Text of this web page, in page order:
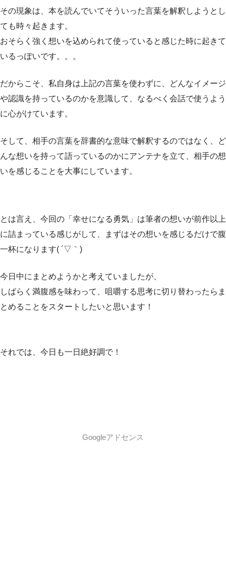
その現象は、本を読んでいてそういった言葉を解釈しようとし
ても時々起きます。
おそらく強く想いを込められて使っていると感じた時に起きて
いるっぽいです。。。
だからこそ、私自身は上記の言葉を使わずに、どんなイメージ
や認識を持っているのかを意識して、なるべく会話で使うよう
に心がけています。
そして、相手の言葉を辞書的な意味で解釈するのではなく、ど
んな想いを持って語っているのかにアンテナを立て、相手の想
いを感じることを大事にしています。
とは言え、今回の「幸せになる勇気」は筆者の想いが前作以上
に詰まっている感じがして、まずはその想いを感じるだけで腹
一杯になります( ´▽｀)
今日中にまとめようかと考えていましたが、
しばらく満腹感を味わって、咀嚼する思考に切り替わったらま
とめることをスタートしたいと思います！
それでは、今日も一日絶好調で！
Googleアドセンス